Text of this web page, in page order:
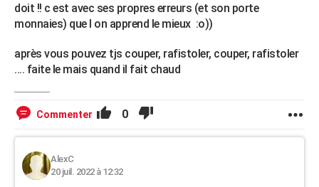
doit !! c est avec ses propres erreurs (et son porte
monnaies) que l on apprend le mieux :o))
après vous pouvez tjs couper, rafistoler, couper, rafistoler
.... faite le mais quand il fait chaud
Commenter 0
AlexC
20 juil. 2022 à 12:32